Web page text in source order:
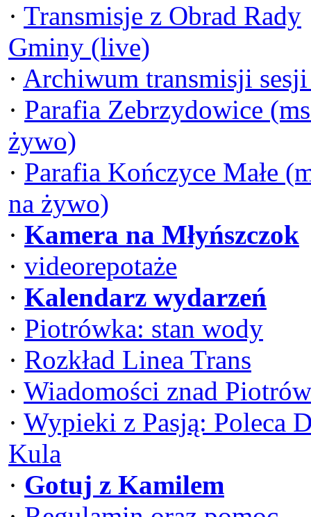
· Transmisje z Obrad Rady
Gminy (live)
· Archiwum transmisji
· Parafia Zebrzydowice
żywo)
· Parafia Kończyce Małe
na żywo)
· Kamera na Młyńszczok
· videorepotaże
· Kalendarz wydarzeń
· Piotrówka: stan wody
· Rozkład Linea Trans
· Wiadomości znad
· Wypieki z Pasją: Poleca
Kula
· Gotuj z Kamilem